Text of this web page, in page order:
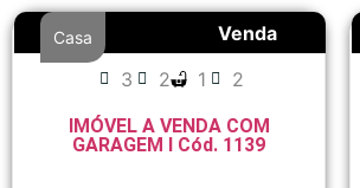
Venda
Casa
3 2 1 2
IMÓVEL A VENDA COM
GARAGEM I Cód. 1139